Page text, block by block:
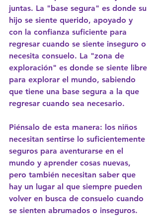
juntas. La "base segura" es donde su
hijo se siente querido, apoyado y
con la confianza suficiente para
regresar cuando se siente inseguro o
necesita consuelo. La "zona de
exploración" es donde se siente libre
para explorar el mundo, sabiendo
que tiene una base segura a la que
regresar cuando sea necesario.
Piénsalo de esta manera: los niños
necesitan sentirse lo suficientemente
seguros para aventurarse en el
mundo y aprender cosas nuevas,
pero también necesitan saber que
hay un lugar al que siempre pueden
volver en busca de consuelo cuando
se sienten abrumados o inseguros.